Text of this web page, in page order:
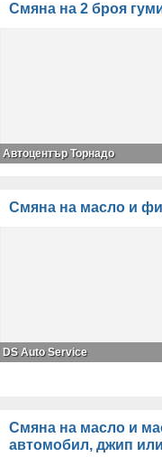
Смяна на 2 броя
Автоцентър Торнадо
Смяна на масло и
DS Auto Service
Смяна на масло и
автомобил, джип